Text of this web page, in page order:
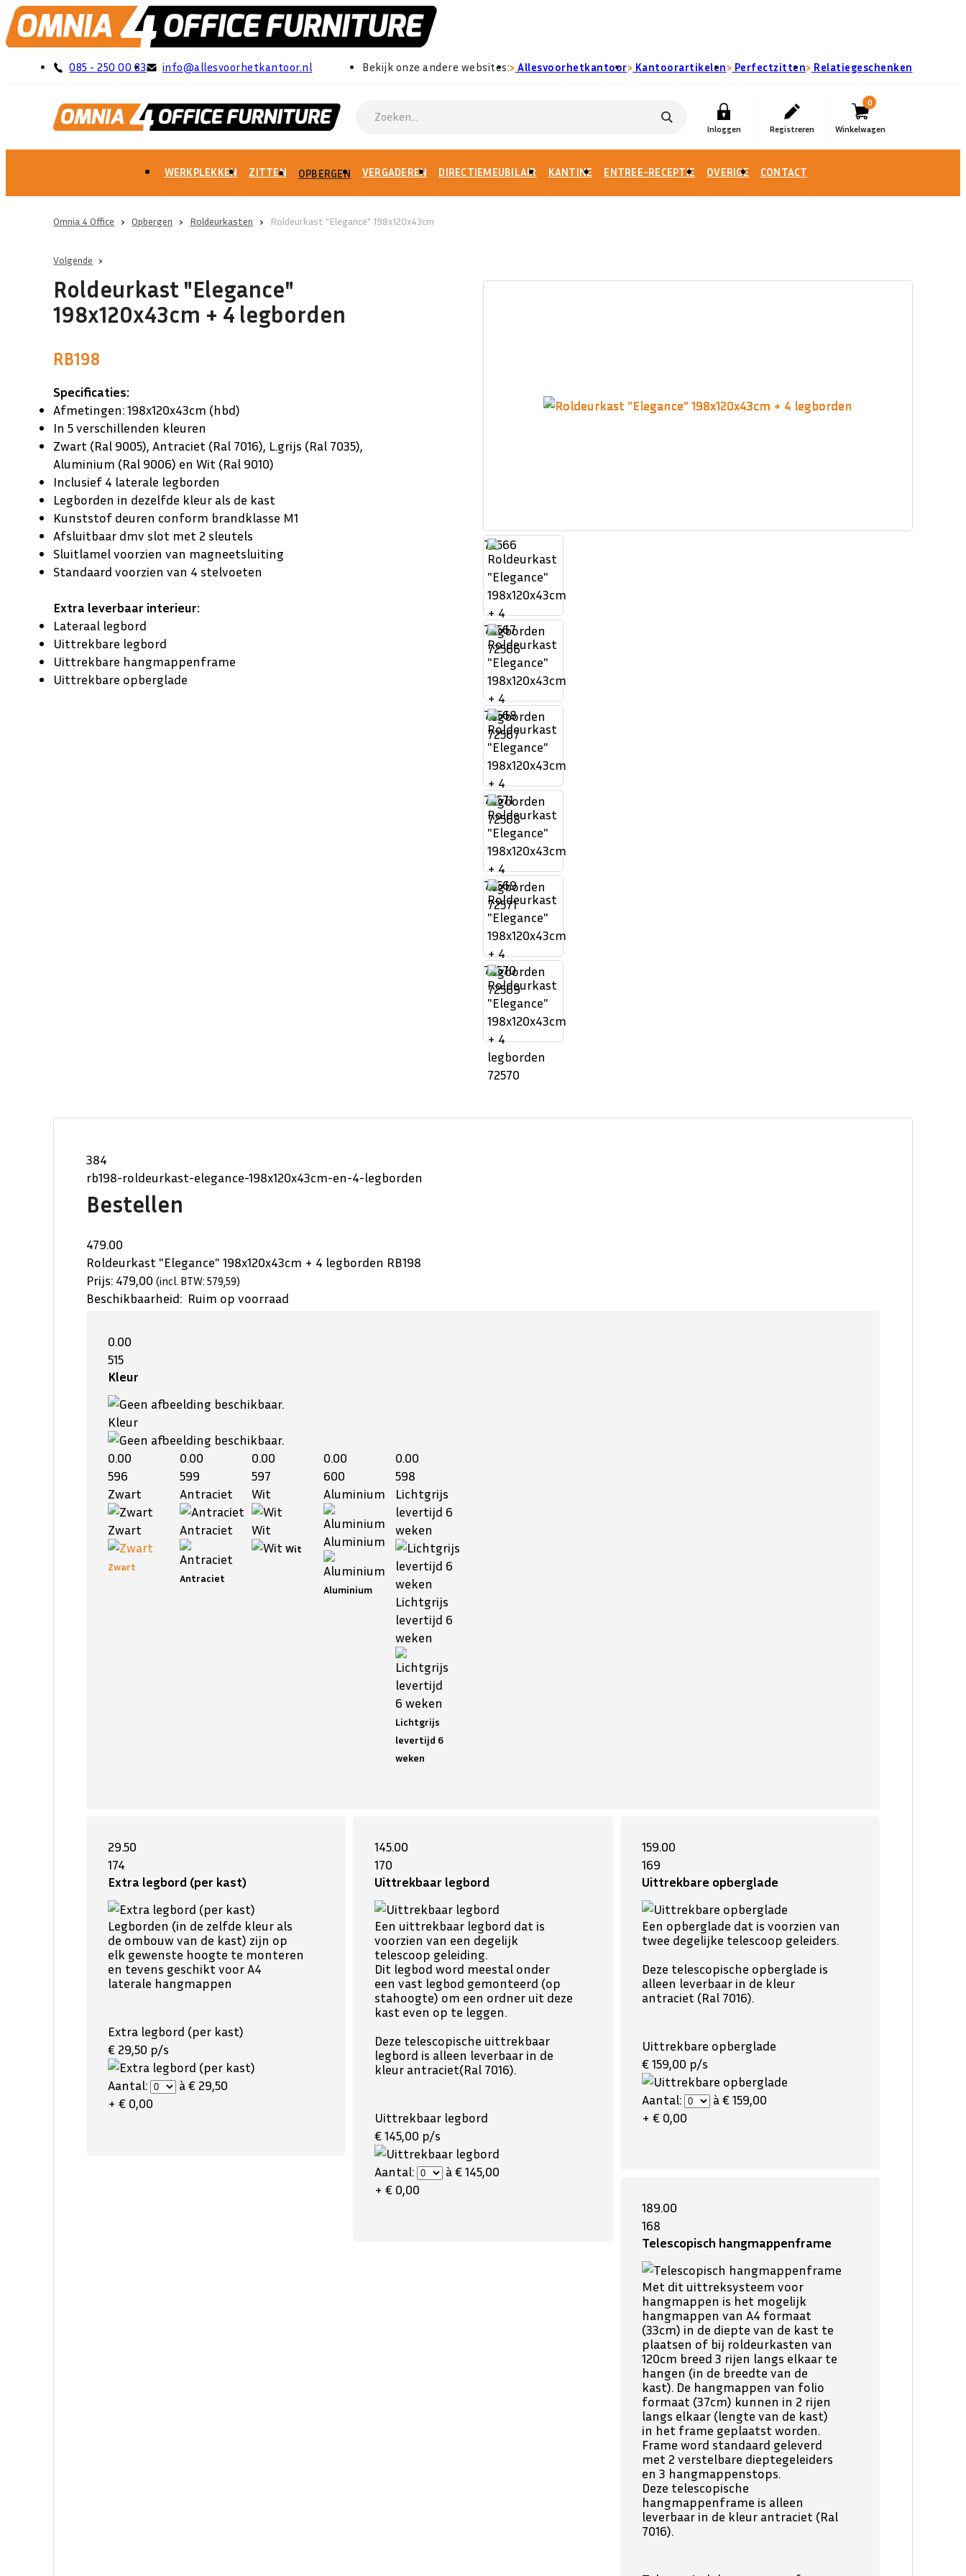
085 - 250 00 83 info@allesvoorhetkantoor.nl Bekijk onze andere websites:› Allesvoorhetkantoor› Kantoorartikelen› Perfectzitten› Relatiegeschenken
0
WERKPLEKKEN ZITTEN OPBERGEN VERGADEREN DIRECTIEMEUBILAIR KANTINE ENTREE-RECEPTIE OVERIGE CONTACT
Omnia 4 Office › Opbergen › Roldeurkasten › Roldeurkast "Elegance" 198x120x43cm
Volgende
Roldeurkast "Elegance"
198x120x43cm + 4 legborden
RB198
Specificaties:
Afmetingen: 198x120x43cm (hbd)
In 5 verschillenden kleuren
Zwart (Ral 9005), Antraciet (Ral 7016), L.grijs (Ral 7035),
Aluminium (Ral 9006) en Wit (Ral 9010)
Inclusief 4 laterale legborden
Legborden in dezelfde kleur als de kast
Kunststof deuren conform brandklasse M1
Afsluitbaar dmv slot met 2 sleutels
Sluitlamel voorzien van magneetsluiting
Standaard voorzien van 4 stelvoeten
Extra leverbaar interieur:
Lateraal legbord
Uittrekbare legbord
Uittrekbare hangmappenframe
Uittrekbare opberglade
72566
72567
72568
72571
72569
72570
384
rb198-roldeurkast-elegance-198x120x43cm-en-4-legborden
Bestellen
479.00
Roldeurkast "Elegance" 198x120x43cm + 4 legborden RB198
Prijs: 479,00 (incl. BTW: 579,59)
Beschikbaarheid: Ruim op voorraad
0.00
515
Kleur
Kleur
0.00
596
Zwart
Zwart
Zwart
0.00
599
Antraciet
Antraciet
Antraciet
0.00
597
Wit
Wit
Wit
0.00
600
Aluminium
Aluminium
Aluminium
0.00
598
Lichtgrijs
levertijd 6
weken
Lichtgrijs
levertijd 6
weken
Lichtgrijs
levertijd 6
weken
29.50
174
Extra legbord (per kast)
Legborden (in de zelfde kleur als
de ombouw van de kast) zijn op
elk gewenste hoogte te monteren
en tevens geschikt voor A4
laterale hangmappen
Extra legbord (per kast)
€ 29,50 p/s
Aantal:
à € 29,50
+ € 0,00
145.00
170
Uittrekbaar legbord
Een uittrekbaar legbord dat is
voorzien van een degelijk
telescoop geleiding.
Dit legbod word meestal onder
een vast legbod gemonteerd (op
stahoogte) om een ordner uit deze
kast even op te leggen.
Deze telescopische uittrekbaar
legbord is alleen leverbaar in de
kleur antraciet(Ral 7016).
Uittrekbaar legbord
€ 145,00 p/s
Aantal:
à € 145,00
+ € 0,00
159.00
169
Uittrekbare opberglade
Een opberglade dat is voorzien van
twee degelijke telescoop geleiders.
Deze telescopische opberglade is
alleen leverbaar in de kleur
antraciet (Ral 7016).
Uittrekbare opberglade
€ 159,00 p/s
Aantal:
à € 159,00
+ € 0,00
189.00
168
Telescopisch hangmappenframe
Met dit uittreksysteem voor
hangmappen is het mogelijk
hangmappen van A4 formaat
(33cm) in de diepte van de kast te
plaatsen of bij roldeurkasten van
120cm breed 3 rijen langs elkaar te
hangen (in de breedte van de
kast). De hangmappen van folio
formaat (37cm) kunnen in 2 rijen
langs elkaar (lengte van de kast)
in het frame geplaatst worden.
Frame word standaard geleverd
met 2 verstelbare dieptegeleiders
en 3 hangmappenstops.
Deze telescopische
hangmappenframe is alleen
leverbaar in de kleur antraciet (Ral
7016).